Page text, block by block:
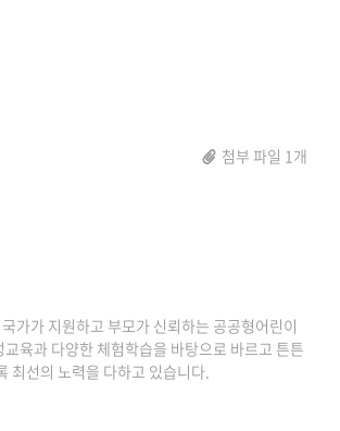
첨부 파일 1개
가가 지원하고 부모가 신뢰하는 공공형어린이
육과 다양한 체험학습을 바탕으로 바르고 튼튼
최선의 노력을 다하고 있습니다.